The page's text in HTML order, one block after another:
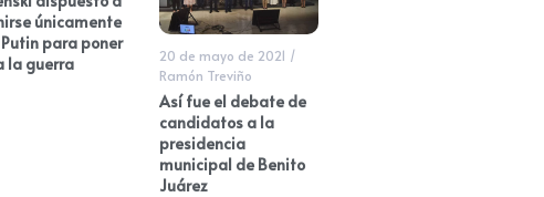
únicamente
para poner
la guerra
20 de mayo de 2021 /
Ramón Treviño
Así fue el debate de
candidatos a la
presidencia
municipal de Benito
Juárez